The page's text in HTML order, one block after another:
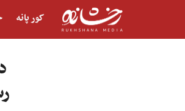
کور پانه